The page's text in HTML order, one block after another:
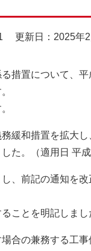
更新日：2025年
措置について、
緩和措置を拡大
た。（適用日 平成
、前記の通知を
ことを明記しまし
合の兼務する工事